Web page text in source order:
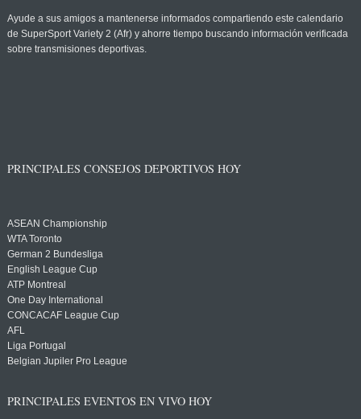
Ayude a sus amigos a mantenerse informados compartiendo este calendario
de SuperSport Variety 2 (Afr) y ahorre tiempo buscando información verificada
sobre transmisiones deportivas.
PRINCIPALES CONSEJOS DEPORTIVOS HOY
ASEAN Championship
WTA Toronto
German 2 Bundesliga
English League Cup
ATP Montreal
One Day International
CONCACAF League Cup
AFL
Liga Portugal
Belgian Jupiler Pro League
PRINCIPALES EVENTOS EN VIVO HOY